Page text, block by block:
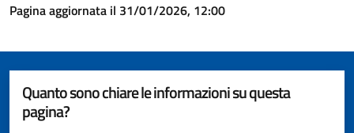
Pagina aggiornata il 31/01/2026, 12:00
Quanto sono chiare le informazioni su questa
pagina?